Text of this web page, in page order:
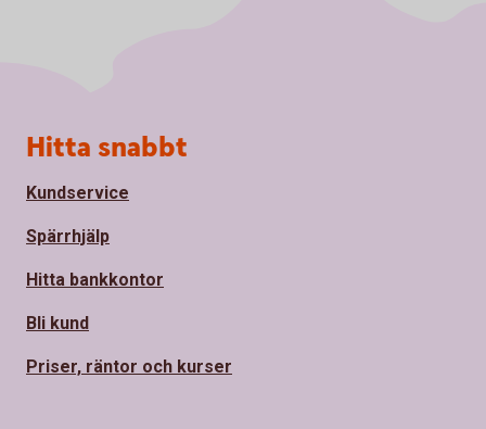
Sidfot
Hitta snabbt
Kundservice
Spärrhjälp
Hitta bankkontor
Bli kund
Priser, räntor och kurser